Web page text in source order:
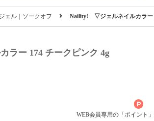
ェル｜ソークオフ Naility! ▽ジェルネイルカラー
ー 174 チークピンク 4g
WEB会員専用の「ポイント